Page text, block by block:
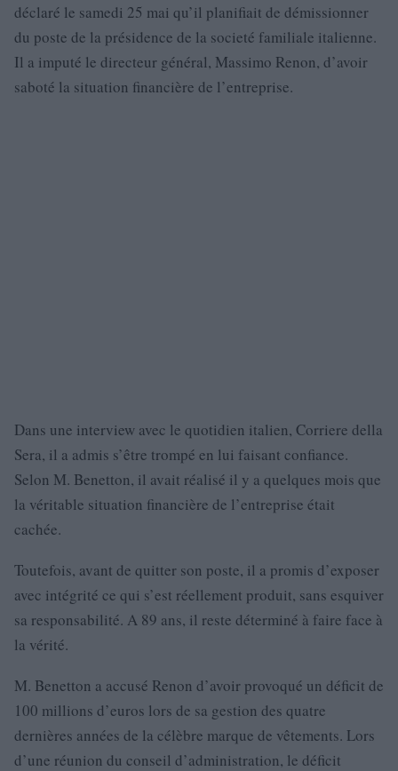
déclaré le samedi 25 mai qu’il planifiait de démissionner
du poste de la présidence de la societé familiale italienne.
Il a imputé le directeur général, Massimo Renon, d’avoir
saboté la situation financière de l’entreprise.
Dans une interview avec le quotidien italien, Corriere della
Sera, il a admis s’être trompé en lui faisant confiance.
Selon M. Benetton, il avait réalisé il y a quelques mois que
la véritable situation financière de l’entreprise était
cachée.
Toutefois, avant de quitter son poste, il a promis d’exposer
avec intégrité ce qui s’est réellement produit, sans esquiver
sa responsabilité. A 89 ans, il reste déterminé à faire face à
la vérité.
M. Benetton a accusé Renon d’avoir provoqué un déficit de
100 millions d’euros lors de sa gestion des quatre
dernières années de la célèbre marque de vêtements. Lors
d’une réunion du conseil d’administration, le déficit